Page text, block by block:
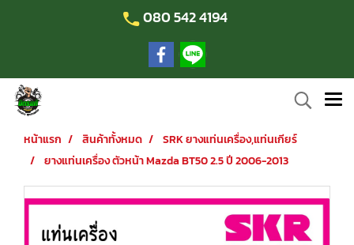
080 542 4194
หน้าแรก สินค้าทั้งหมด
SRK ยางแท่นเครื่อง,แท่นเกียร์
ยางแท่นเครื่อง ตัวหน้า Mazda BT50 2.5 ปี 2006-2013